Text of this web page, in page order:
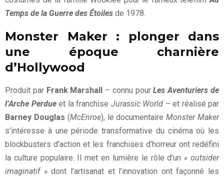
Temps de la Guerre des Étoiles de 1978.
Monster Maker : plonger dans
une époque charnière
d’Hollywood
Produit parFrank Marshall – connu pourLes Aventuriers de
l’Arche Perdueet la franchise Jurassic World – et réalisé par
Barney Douglas (McEnroe), le documentaireMonster Maker
s’intéresse à une période transformative du cinéma où les
blockbusters d’action et les franchises d’horreur ont redéfini
la culture populaire. Il met en lumière le rôle d’un « outsider
imaginatif »dont l’artisanat et l’innovation ont façonné les